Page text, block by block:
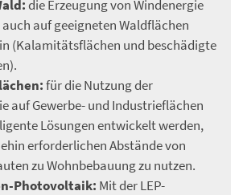
die Erzeugung von Windenergie
auf geeigneten Waldflächen
(Kalamitätsflächen und beschädigte
für die Nutzung der
auf Gewerbe- und Industrieflächen
Lösungen entwickelt werden,
erforderlichen Abstände von
zu Wohnbebauung zu nutzen.
Photovoltaik: Mit der LEP-